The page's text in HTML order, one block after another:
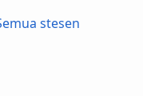
stesen